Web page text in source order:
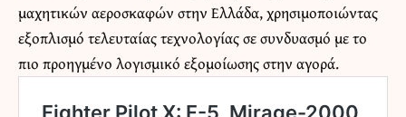
μαχητικών αεροσκαφών στην Ελλάδα, χρησιμοποιώντας
εξοπλισμό τελευταίας τεχνολογίας σε συνδυασμό με το
πιο προηγμένο λογισμικό εξομοίωσης στην αγορά.